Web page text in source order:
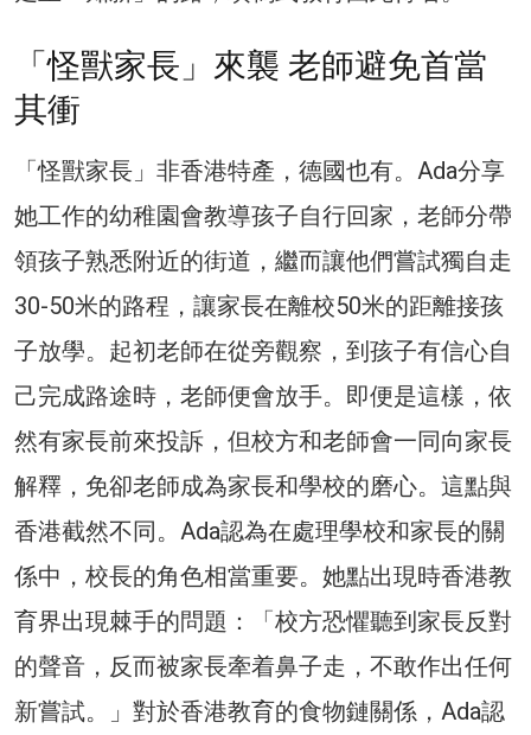
「怪獸家長」來襲 老師避免首當
其衝
「怪獸家長」非香港特產，德國也有。Ada分享
她工作的幼稚園會教導孩子自行回家，老師分帶
領孩子熟悉附近的街道，繼而讓他們嘗試獨自走
30-50米的路程，讓家長在離校50米的距離接孩
子放學。起初老師在從旁觀察，到孩子有信心自
己完成路途時，老師便會放手。即便是這樣，依
然有家長前來投訴，但校方和老師會一同向家長
解釋，免卻老師成為家長和學校的磨心。這點與
香港截然不同。Ada認為在處理學校和家長的關
係中，校長的角色相當重要。她點出現時香港教
育界出現棘手的問題：「校方恐懼聽到家長反對
的聲音，反而被家長牽着鼻子走，不敢作出任何
新嘗試。」對於香港教育的食物鏈關係，Ada認